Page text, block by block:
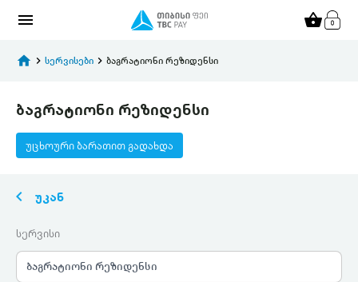
menu shopping_basket
home keyboard_arrow_right სერვისები keyboard_arrow_right ბაგრატიონი რეზიდენსი
ბაგრატიონი რეზიდენსი
უცხოური ბარათით გადახდა
keyboard_arrow_left უკან
სერვისი
ბაგრატიონი რეზიდენსი